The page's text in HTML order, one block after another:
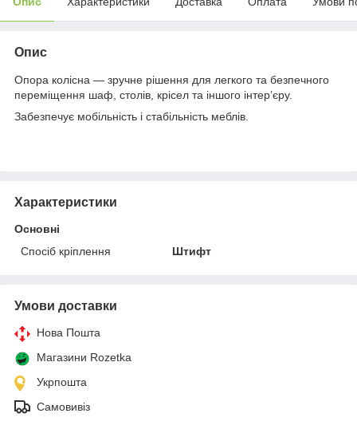
Опис
Опора колісна — зручне рішення для легкого та безпечного
переміщення шаф, столів, крісел та іншого інтер’єру.
Забезпечує мобільність і стабільність меблів.
Характеристики
Основні
Спосіб кріплення
Штифт
Умови доставки
Нова Пошта
Магазини Rozetka
Укрпошта
Самовивіз